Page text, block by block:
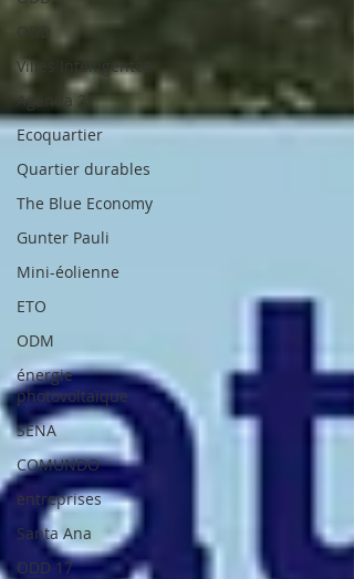
ODD
Villes Intelligentes
Agenda 21
Ecoquartier
Quartier durables
The Blue Economy
Gunter Pauli
Mini-éolienne
ETO
ODM
énergie
photovoltaïque
SENA
COMUNDO
entreprises
Santa Ana
ODD 17